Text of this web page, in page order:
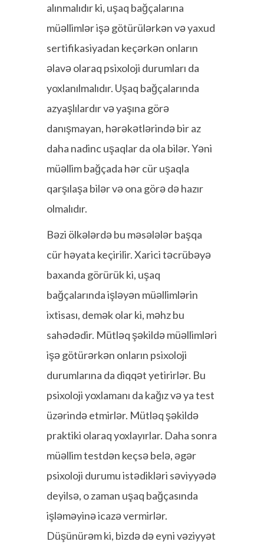
alınmalıdır ki, uşaq bağçalarına
müəllimlər işə götürülərkən və yaxud
sertifikasiyadan keçərkən onların
əlavə olaraq psixoloji durumları da
yoxlanılmalıdır. Uşaq bağçalarında
azyaşlılardır və yaşına görə
danışmayan, hərəkətlərində bir az
daha nadinc uşaqlar da ola bilər. Yəni
müəllim bağçada hər cür uşaqla
qarşılaşa bilər və ona görə də hazır
olmalıdır.
Bəzi ölkələrdə bu məsələlər başqa
cür həyata keçirilir. Xarici təcrübəyə
baxanda görürük ki, uşaq
bağçalarında işləyən müəllimlərin
ixtisası, demək olar ki, məhz bu
sahədədir. Mütləq şəkildə müəllimləri
işə götürərkən onların psixoloji
durumlarına da diqqət yetirirlər. Bu
psixoloji yoxlamanı da kağız və ya test
üzərində etmirlər. Mütləq şəkildə
praktiki olaraq yoxlayırlar. Daha sonra
müəllim testdən keçsə belə, əgər
psixoloji durumu istədikləri səviyyədə
deyilsə, o zaman uşaq bağçasında
işləməyinə icazə vermirlər.
Düşünürəm ki, bizdə də eyni vəziyyət